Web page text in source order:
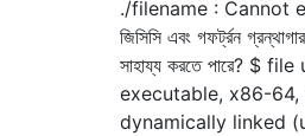
./filename : Cannot
জিসিসি এবং গফর্ট্রন
সাহায্য করতে পারে? $
executable, x86-64,
dynamically linked